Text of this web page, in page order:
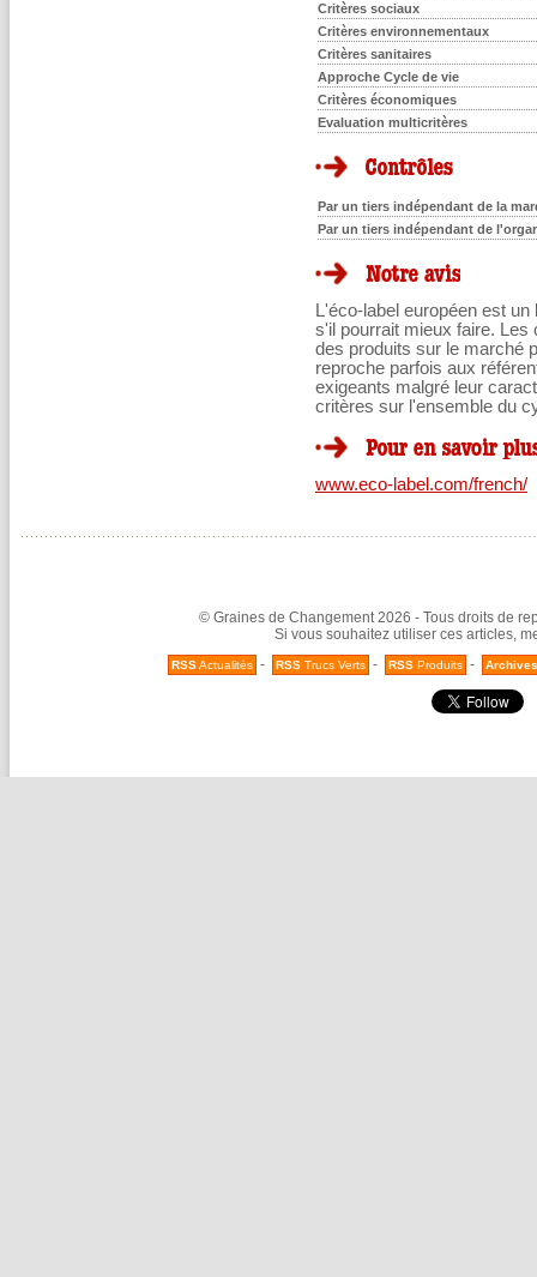
Critères sociaux
Critères environnementaux
Critères sanitaires
Approche Cycle de vie
Critères économiques
Evaluation multicritères
Par un tiers indépendant de la
Par un tiers indépendant de
L'éco-label européen est
s'il pourrait mieux faire. Les
des produits sur le marché
reproche parfois aux
exigeants malgré leur
critères sur l'ensemble du
www.eco-label.com/french/
© Graines de Changement 2026 - Tous droits de
Si vous souhaitez utiliser ces articles,
RSSActualités - RSS Trucs Verts - RSS Produits - Archives